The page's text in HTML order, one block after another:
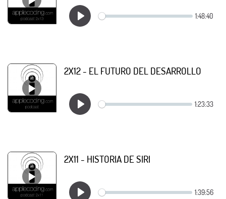
2X12 - EL FUTURO DEL DESARROLLO
2X11 - HISTORIA DE SIRI